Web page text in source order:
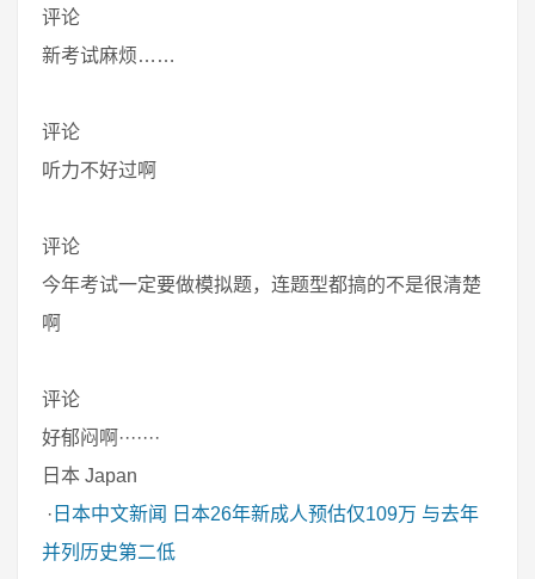
评论
新考试麻烦……
评论
听力不好过啊
评论
今年考试一定要做模拟题，连题型都搞的不是很清楚
啊
评论
好郁闷啊·······
日本 Japan
· 日本中文新闻
日本26年新成人预估仅109万 与去年
并列历史第二低